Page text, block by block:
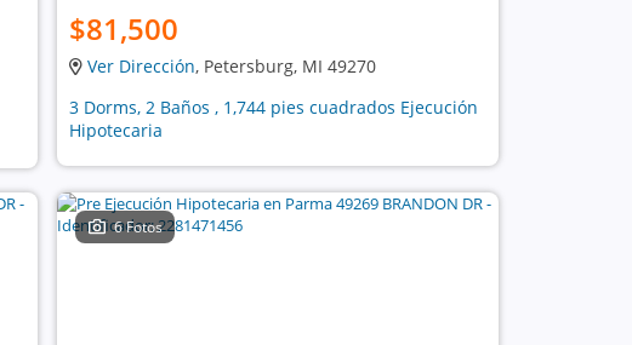
$81,500
Ver Dirección, Petersburg, MI 49270
3 Dorms, 2 Baños , 1,744 pies cuadrados Ejecución
Hipotecaria
6 Fotos